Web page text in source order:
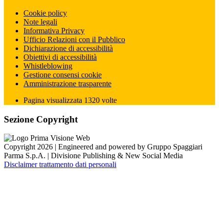
Cookie policy
Note legali
Informativa Privacy
Ufficio Relazioni con il Pubblico
Dichiarazione di accessibilità
Obiettivi di accessibilità
Whistleblowing
Gestione consensi cookie
Amministrazione trasparente
Pagina visualizzata 1320 volte
Sezione Copyright
Copyright 2026 | Engineered and powered by Gruppo Spaggiari
Parma S.p.A. | Divisione Publishing & New Social Media
Disclaimer trattamento dati personali